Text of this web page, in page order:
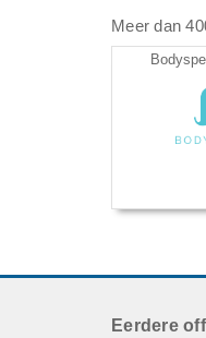
Meer dan
Eerdere